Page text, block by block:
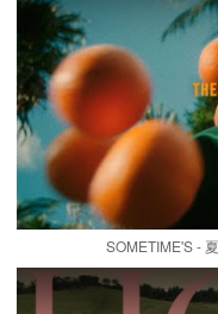
SOMETIME'S -